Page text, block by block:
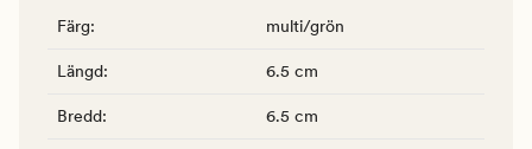
Färg: multi/grön
Längd: 6.5 cm
Bredd: 6.5 cm